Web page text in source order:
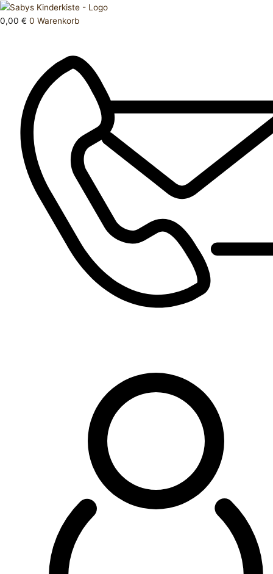
Zum
Inhalt
0,00 € 0 Warenkorb
Products
search
Unterhemd
146